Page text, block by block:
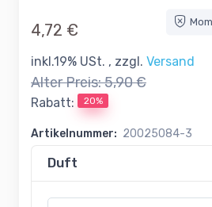
4,72 €
inkl.19% USt. , zzgl. Versand
Alter Preis:5,90 €
Rabatt: 20%
Artikelnummer: 20025084-3
Duft